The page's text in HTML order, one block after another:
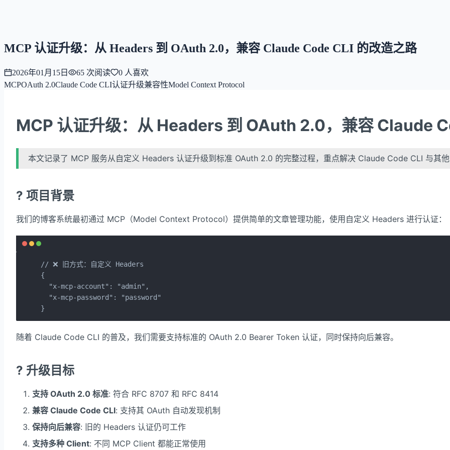
MCP 认证升级：从 Headers 到 OAuth 2.0，兼容 Claude Code CLI 的改造之路
2026年01月15日 65 次阅读 0 人喜欢
MCPOAuth 2.0Claude Code CLI认证升级兼容性Model Context Protocol
MCP 认证升级：从 Headers 到 OAuth 2.0，兼容 Claude
本文记录了 MCP 服务从自定义 Headers 认证升级到标准 OAuth 2.0 的完整过程，重点解决 Claude Code CLI 与其
? 项目背景
我们的博客系统最初通过 MCP（Model Context Protocol）提供简单的文章管理功能，使用自定义 Headers 进行认证：
// ❌ 旧方式：自定义 Headers
{
  "x-mcp-account": "admin",
  "x-mcp-password": "password"
}
随着 Claude Code CLI 的普及，我们需要支持标准的 OAuth 2.0 Bearer Token 认证，同时保持向后兼容。
? 升级目标
支持 OAuth 2.0 标准: 符合 RFC 8707 和 RFC 8414
兼容 Claude Code CLI: 支持其 OAuth 自动发现机制
保持向后兼容: 旧的 Headers 认证仍可工作
支持多种 Client: 不同 MCP Client 都能正常使用